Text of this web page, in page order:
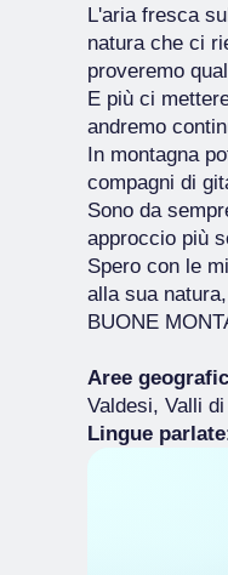
L'aria fresca
natura che ci
proveremo
E più ci
andremo
In montagna
compagni di
Sono da
approccio più
Spero con le
alla sua
BUONE
Aree
Valdesi, Valli
Lingue parlate